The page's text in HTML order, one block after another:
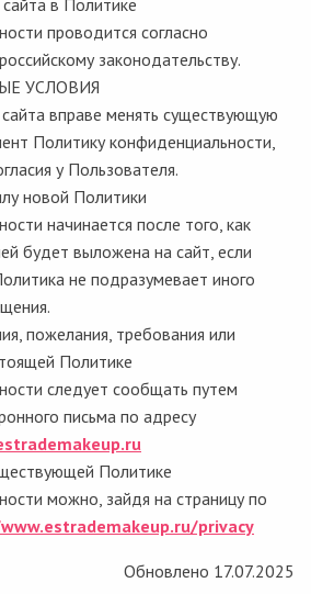
в Политике
проводится согласно
законодательству.
УСЛОВИЯ
вправе менять существующую
Политику конфиденциальности,
у Пользователя.
новой Политики
начинается после того, как
будет выложена на сайт, если
не подразумевает иного
пожелания, требования или
Политике
следует сообщать путем
письма по адресу
Политике
можно, зайдя на страницу по
privacy
Обновлено 17.07.2025